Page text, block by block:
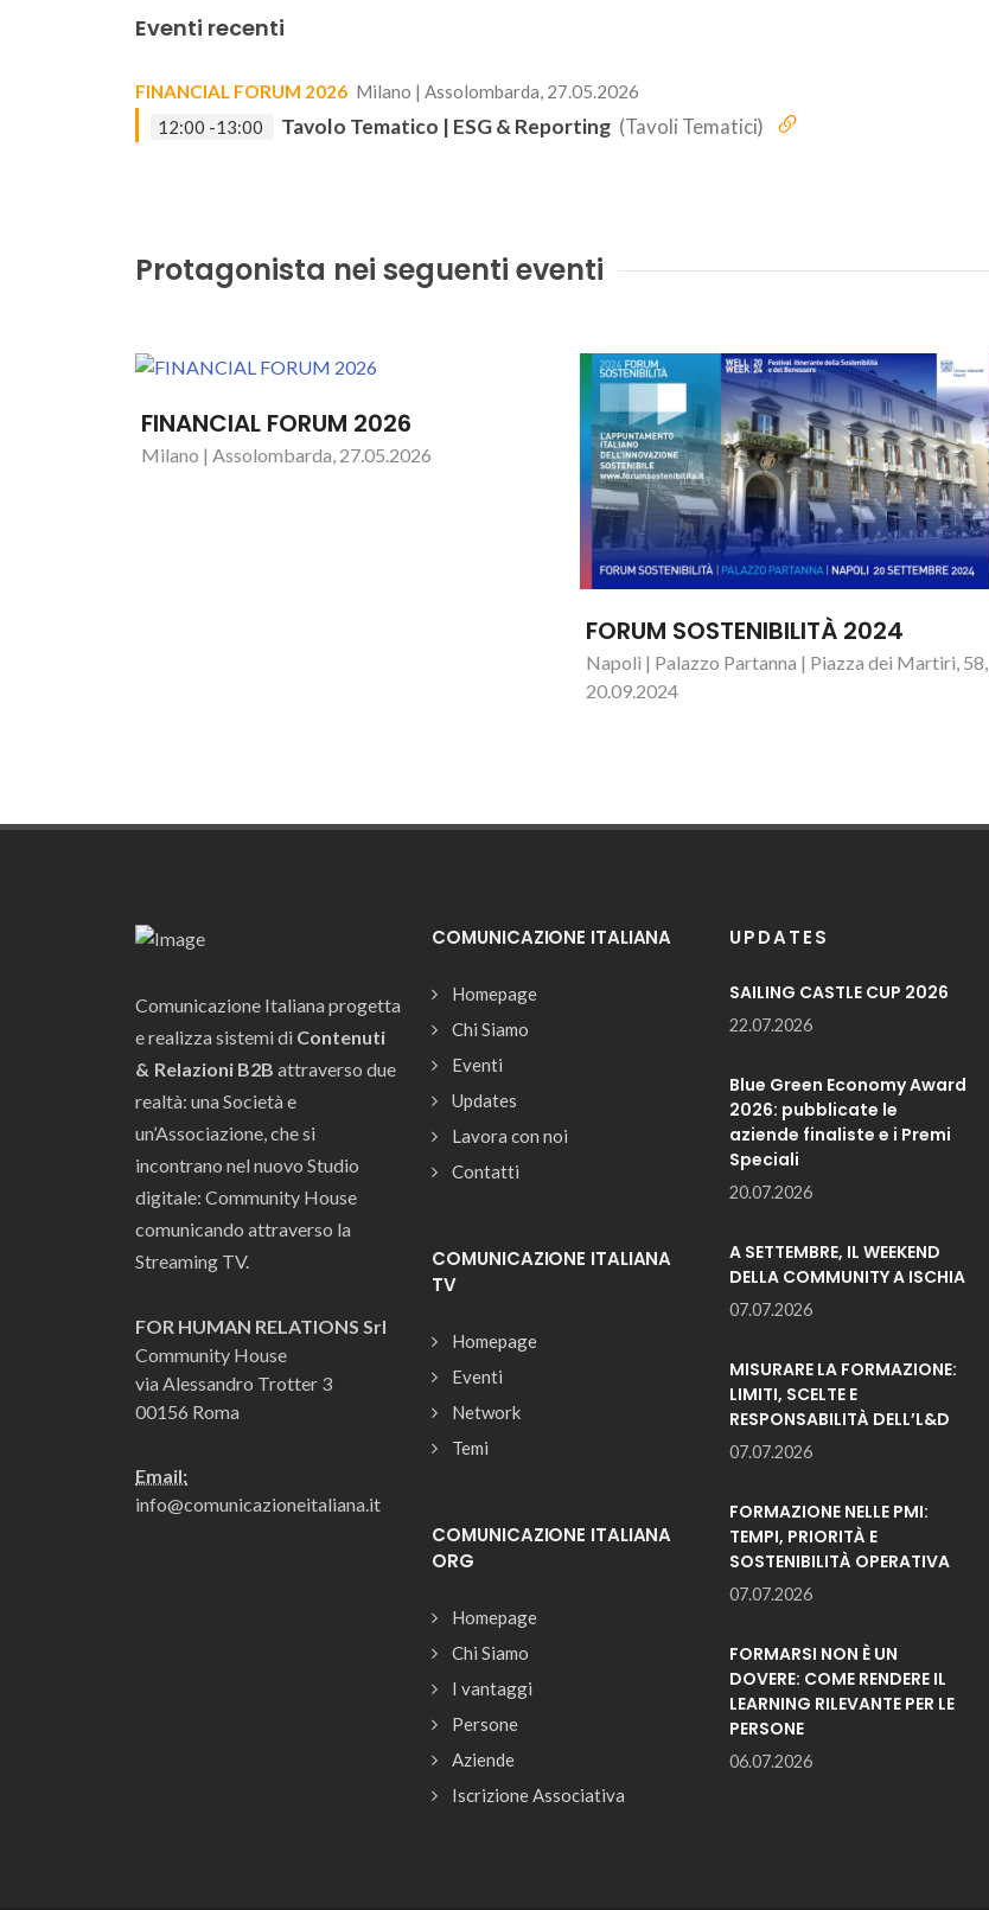
Eventi recenti
FINANCIAL FORUM 2026 Milano | Assolombarda, 27.05.2026
12:00 -13:00
Tavolo Tematico | ESG & Reporting (Tavoli Tematici)
Protagonista nei seguenti eventi
FINANCIAL FORUM 2026
Milano | Assolombarda, 27.05.2026
FORUM SOSTENIBILITÀ 2024
Napoli | Palazzo Partanna | Piazza dei Martiri, 58,
20.09.2024
Comunicazione Italiana progetta
e realizza sistemi di Contenuti
& Relazioni B2B attraverso due
realtà: una Società e
un’Associazione, che si
incontrano nel nuovo Studio
digitale: Community House
comunicando attraverso la
Streaming TV.
FOR HUMAN RELATIONS Srl
Community House
via Alessandro Trotter 3
00156 Roma
Email:
info@comunicazioneitaliana.it
COMUNICAZIONE ITALIANA
Homepage
Chi Siamo
Eventi
Updates
Lavora con noi
Contatti
COMUNICAZIONE ITALIANA
TV
Homepage
Eventi
Network
Temi
COMUNICAZIONE ITALIANA
ORG
Homepage
Chi Siamo
I vantaggi
Persone
Aziende
Iscrizione Associativa
UPDATES
SAILING CASTLE CUP 2026
22.07.2026
Blue Green Economy Award
2026: pubblicate le
aziende finaliste e i Premi
Speciali
20.07.2026
A SETTEMBRE, IL WEEKEND
DELLA COMMUNITY A ISCHIA
07.07.2026
MISURARE LA FORMAZIONE:
LIMITI, SCELTE E
RESPONSABILITÀ DELL’L&D
07.07.2026
FORMAZIONE NELLE PMI:
TEMPI, PRIORITÀ E
SOSTENIBILITÀ OPERATIVA
07.07.2026
FORMARSI NON È UN
DOVERE: COME RENDERE IL
LEARNING RILEVANTE PER LE
PERSONE
06.07.2026